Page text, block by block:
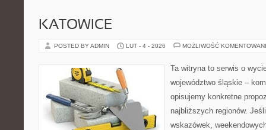
KATOWICE
POSTED BY ADMIN LUT - 4 - 2026 MOŻLIWOŚĆ
Ta witryna to serwis o
województwo śląskie –
opisujemy konkretne
najbliższych regionów.
wskazówek,